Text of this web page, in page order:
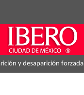
y desaparición forzada